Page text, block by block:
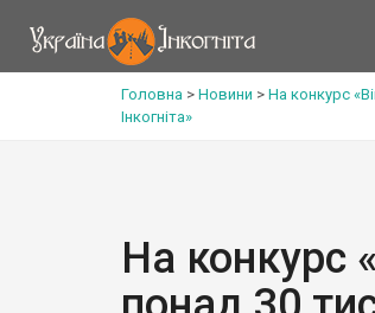
Головна > Новини > На конкурс
Інкогніта»
На конкурс